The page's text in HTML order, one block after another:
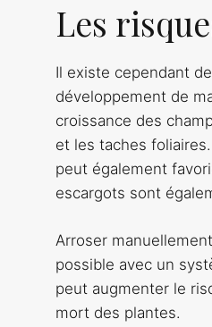
Les
Il existe cependant
développement de
croissance des
et les taches
peut également
escargots sont
Arroser
possible avec un
peut augmenter le
mort des plantes.